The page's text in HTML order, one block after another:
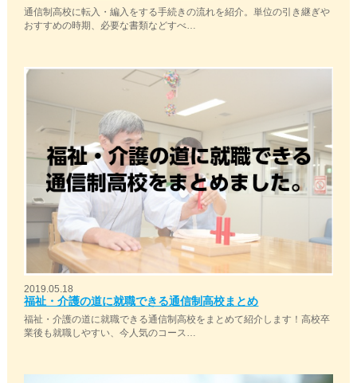
通信制高校に転入・編入をする手続きの流れを紹介。単位の引き継ぎや
おすすめの時期、必要な書類などすべ…
2019.05.18
福祉・介護の道に就職できる通信制高校まとめ
福祉・介護の道に就職できる通信制高校をまとめて紹介します！高校卒
業後も就職しやすい、今人気のコース…